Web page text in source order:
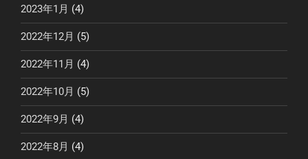
2023年1月 (4)
2022年12月 (5)
2022年11月 (4)
2022年10月 (5)
2022年9月 (4)
2022年8月 (4)